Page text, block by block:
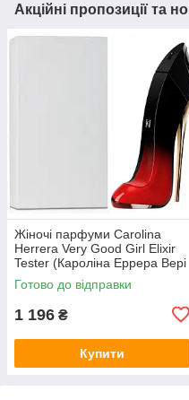
Акційні пропозиції та
Жіночі парфуми Carolina
Herrera Very Good Girl Elixir
Tester (Кароліна Еррера Вері
Гуд Герл Еліксир) 80 ml/мл
Тестер
Готово до відправки
1 196 ₴
Купити